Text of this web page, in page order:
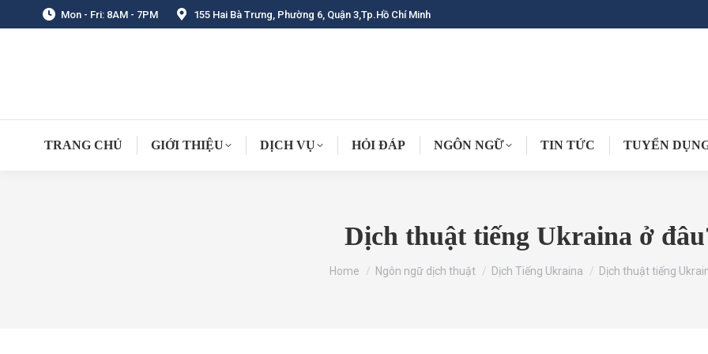
Mon - Fri: 8AM - 7PM 155 Hai Bà Trưng, Phường 6, Quận 3,Tp.Hồ Chí Minh
TRANG CHỦ GIỚI THIỆU DỊCH VỤ HỎI ĐÁP NGÔN NGỮ TIN TỨC TUYỂN
Dịch thuật tiếng Ukraina ở
You are here:
Home Ngôn ngữ dịch thuật Dịch Tiếng Ukraina Dịch thuật tiếng